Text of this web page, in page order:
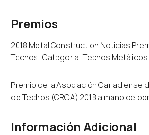
Premios
2018 Metal Construction Noticias
Techos; Categoría: Techos Metálicos
Premio de la Asociación Canadiense
de Techos (CRCA) 2018 a mano de
Información Adicional